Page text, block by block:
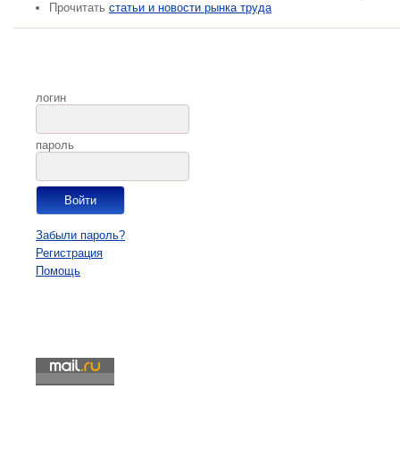
Прочитать статьи и новости рынка труда
логин
пароль
Забыли пароль?
Регистрация
Помощь